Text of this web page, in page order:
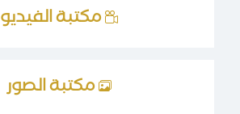
مكتبة الفيديو
مكتبة الصور